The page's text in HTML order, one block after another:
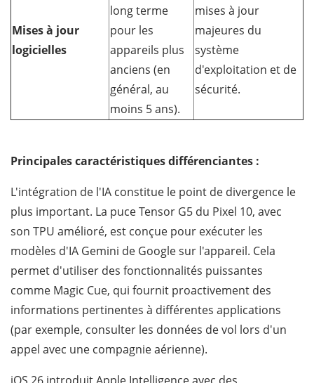
Mises à jour
logicielles
long terme
pour les
appareils plus
anciens (en
général, au
moins 5 ans).
mises à jour
majeures du
système
d'exploitation et de
sécurité.
Principales caractéristiques différenciantes :
L'intégration de l'IA constitue le point de divergence le
plus important. La puce Tensor G5 du Pixel 10, avec
son TPU amélioré, est conçue pour exécuter les
modèles d'IA Gemini de Google sur l'appareil. Cela
permet d'utiliser des fonctionnalités puissantes
comme Magic Cue, qui fournit proactivement des
informations pertinentes à différentes applications
(par exemple, consulter les données de vol lors d'un
appel avec une compagnie aérienne).